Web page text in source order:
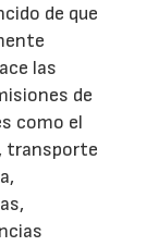
de que
las
de
como el
transporte